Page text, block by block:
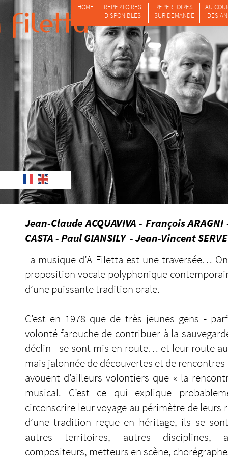
Jean-Claude ACQUAVIVA - François
CASTA - Paul GIANSILY - Jean-Vincent
La musique d’A Filetta est une traversée…
proposition vocale polyphonique
d’une puissante tradition orale.
C’est en 1978 que de très jeunes gens -
volonté farouche de contribuer à la
déclin - se sont mis en route… et leur route
mais jalonnée de découvertes et de
avouent d’ailleurs volontiers que « la
musical. C’est ce qui explique
circonscrire leur voyage au périmètre de leurs
d’une tradition reçue en héritage, ils se
autres territoires, autres disciplines,
compositeurs, metteurs en scène,
HOME
REPERTOIRES
DISPONIBLES
REPERTOIRES
SUR DEMANDE
AU
DES